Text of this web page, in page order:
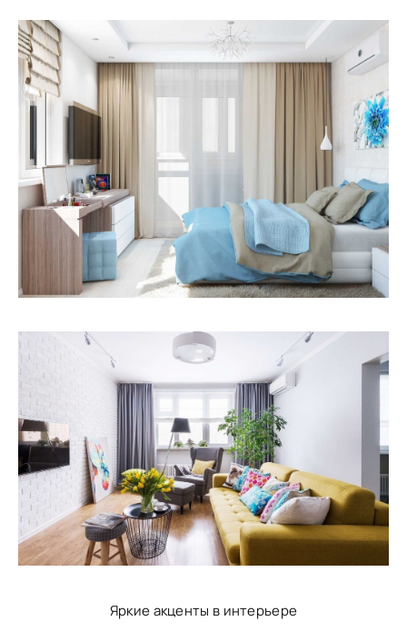
Яркие акценты в интерьере